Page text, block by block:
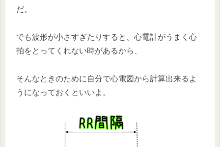
だ。
でも波形が小さすぎたりすると、心電計がうまく心
拍をとってくれない時があるから、
そんなときのために自分で心電図から計算出来るよ
うになっておくといいよ。